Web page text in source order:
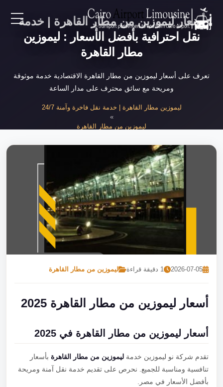
EN
AR
خدمات المطار
نحن
أسعار ليموزين من مطار القاهرة | خدمة
نقل احترافية بأفضل الأسعار : ليموزين
مطار القاهرة
تعرف على أسعار ليموزين من مطار القاهرة الاقتصادية خدمة موثوقة
ومريحة مع سائق محترف على مدار الساعة
ليموزين مطار القاهرة | خدمة نقل فاخرة وآمنة 24/7
ليموزين من مطار القاهرة
أسعار ليموزين من مطار القاهرة 2025
2026-07-05 1 دقيقة قراءة ليموزين من مطار القاهرة
أسعار ليموزين من مطار القاهرة 2025
أسعار ليموزين من مطار القاهرة في 2025
تقدم شركة نو ليموزين خدمةليموزين من مطار القاهرةبأسعار
تنافسية ومناسبة للجميع. نحرص على تقديم خدمة نقل آمنة ومريحة
بأفضل الأسعار في مصر.